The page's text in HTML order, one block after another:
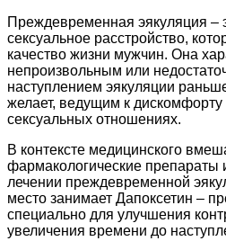
Преждевременная эякуляция –
сексуальное расстройство,
качество жизни мужчин. Она
непроизвольным или
наступлением эякуляции
желает, ведущим к
сексуальных отношениях.
В контексте медицинского
фармакологические препараты
лечении преждевременной
место занимает Дапоксетин –
специально для улучшения
увеличения времени до